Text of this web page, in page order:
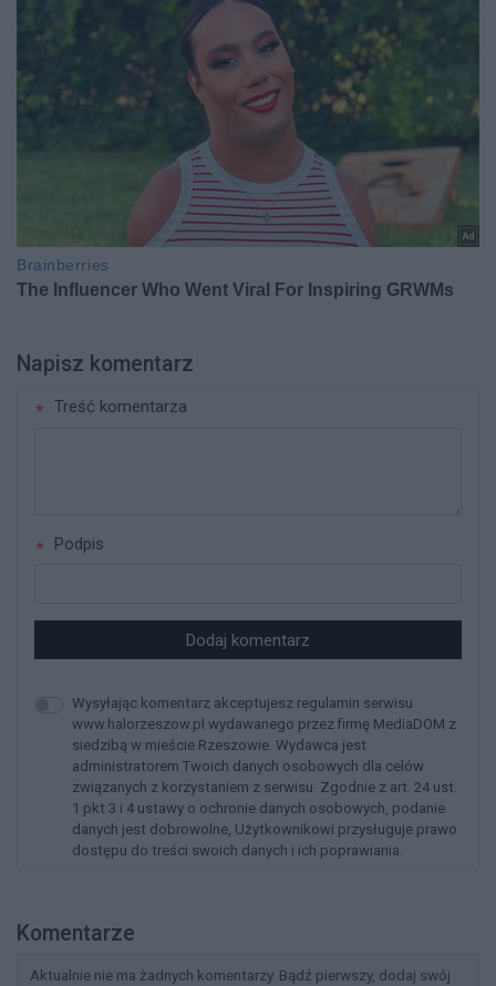
Napisz komentarz
Treść komentarza
Podpis
Dodaj komentarz
Wysyłając komentarz akceptujesz regulamin serwisu
www.halorzeszow.pl wydawanego przez firmę MediaDOM z
siedzibą w mieście Rzeszowie. Wydawca jest
administratorem Twoich danych osobowych dla celów
związanych z korzystaniem z serwisu. Zgodnie z art. 24 ust.
1 pkt 3 i 4 ustawy o ochronie danych osobowych, podanie
danych jest dobrowolne, Użytkownikowi przysługuje prawo
dostępu do treści swoich danych i ich poprawiania.
Komentarze
Aktualnie nie ma żadnych komentarzy. Bądź pierwszy, dodaj swój